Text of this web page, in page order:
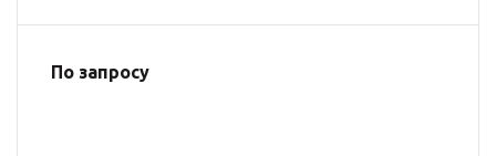
По запросу